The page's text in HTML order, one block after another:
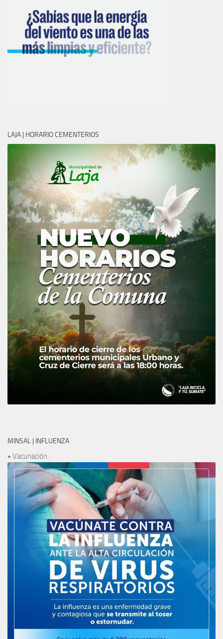
LAJA | HORARIO CEMENTERIOS
MINSAL | INFLUENZA
• Vacunación: